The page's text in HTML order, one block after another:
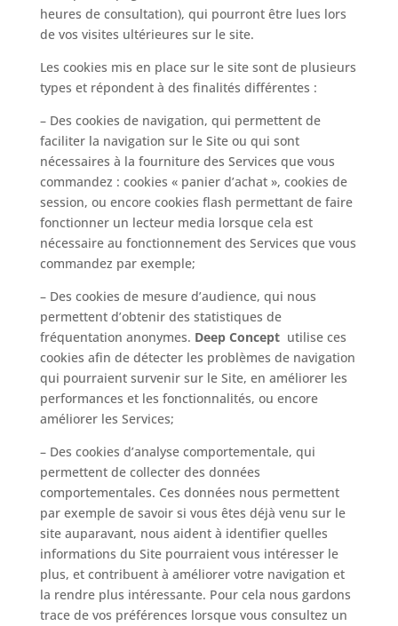
heures de consultation), qui pourront être lues lors
de vos visites ultérieures sur le site.
Les cookies mis en place sur le site sont de plusieurs
types et répondent à des finalités différentes :
– Des cookies de navigation, qui permettent de
faciliter la navigation sur le Site ou qui sont
nécessaires à la fourniture des Services que vous
commandez : cookies « panier d’achat », cookies de
session, ou encore cookies flash permettant de faire
fonctionner un lecteur media lorsque cela est
nécessaire au fonctionnement des Services que vous
commandez par exemple;
– Des cookies de mesure d’audience, qui nous
permettent d’obtenir des statistiques de
fréquentation anonymes. Deep Conceptutilise ces
cookies afin de détecter les problèmes de navigation
qui pourraient survenir sur le Site, en améliorer les
performances et les fonctionnalités, ou encore
améliorer les Services;
– Des cookies d’analyse comportementale, qui
permettent de collecter des données
comportementales. Ces données nous permettent
par exemple de savoir si vous êtes déjà venu sur le
site auparavant, nous aident à identifier quelles
informations du Site pourraient vous intéresser le
plus, et contribuent à améliorer votre navigation et
la rendre plus intéressante. Pour cela nous gardons
trace de vos préférences lorsque vous consultez un